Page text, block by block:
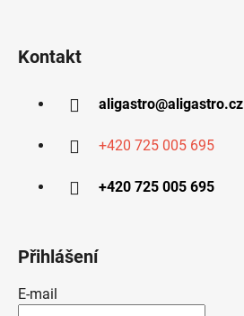
Kontakt
aligastro@aligastro.cz
+420 725 005 695
+420 725 005 695
Přihlášení
E-mail